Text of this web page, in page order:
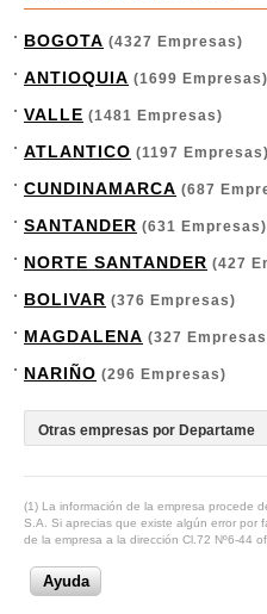
BOGOTA (4327 Empresas)
ANTIOQUIA (1699 Empresas)
VALLE (1481 Empresas)
ATLANTICO (1197 Empresas)
CUNDINAMARCA (687
SANTANDER (631 Empresas)
NORTE SANTANDER (427
BOLIVAR (376 Empresas)
MAGDALENA (327
NARIÑO (296 Empresas)
(1) La información de la empresa procede
S.A. Si aprecias que existe algún error por
de la empresa a la dirección Cl.72 Nº6-44
Ayuda